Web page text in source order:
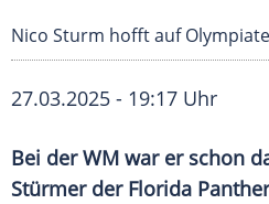
Nico Sturm hofft auf
27.03.2025 - 19:17 Uhr
Bei der WM war er schon
Stürmer der Florida